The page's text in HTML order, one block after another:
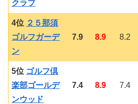
クラブ
4位 ２５那須
ゴルフガーデ
ン
7.9 8.9 8.2
5位 ゴルフ倶
楽部ゴールデ
ンウッド
7.4 8.9 7.4